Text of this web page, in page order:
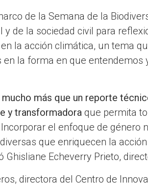
de la Semana de la
y de la sociedad civil para
la acción climática, un tema
en la forma en que entendemos
más que un reporte
y transformadora que permita
el enfoque de género
que enriquecen la
Ghisliane Echeverry Prieto,
directora del Centro de